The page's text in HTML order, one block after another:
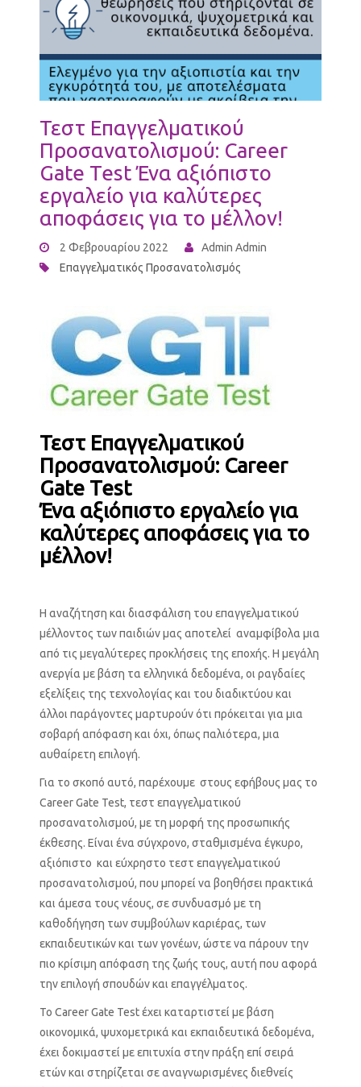
Τεστ Επαγγελματικού
Προσανατολισμού: Career
Gate Test Ένα αξιόπιστο
εργαλείο για καλύτερες
αποφάσεις για το μέλλον!
2 Φεβρουαρίου 2022
Admin Admin
Επαγγελματικός Προσανατολισμός
Τεστ Επαγγελματικού
Προσανατολισμού: Career
Gate Test
Ένα αξιόπιστο εργαλείο για
καλύτερες αποφάσεις για το
μέλλον!
Η αναζήτηση και διασφάλιση του επαγγελματικού
μέλλοντος των παιδιών μας αποτελεί αναμφίβολα μια
από τις μεγαλύτερες προκλήσεις της εποχής. Η μεγάλη
ανεργία με βάση τα ελληνικά δεδομένα, οι ραγδαίες
εξελίξεις της τεχνολογίας και του διαδικτύου και
άλλοι παράγοντες μαρτυρούν ότι πρόκειται για μια
σοβαρή απόφαση και όχι, όπως παλιότερα, μια
αυθαίρετη επιλογή.
Για το σκοπό αυτό, παρέχουμε στους εφήβους μας το
Career Gate Test, τεστ επαγγελματικού
προσανατολισμού, με τη μορφή της προσωπικής
έκθεσης. Είναι ένα σύγχρονο, σταθμισμένα έγκυρο,
αξιόπιστο και εύχρηστο τεστ επαγγελματικού
προσανατολισμού, που μπορεί να βοηθήσει πρακτικά
και άμεσα τους νέους, σε συνδυασμό με τη
καθοδήγηση των συμβούλων καριέρας, των
εκπαιδευτικών και των γονέων, ώστε να πάρουν την
πιο κρίσιμη απόφαση της ζωής τους, αυτή που αφορά
την επιλογή σπουδών και επαγγέλματος.
Το Career Gate Test έχει καταρτιστεί με βάση
οικονομικά, ψυχομετρικά και εκπαιδευτικά δεδομένα,
έχει δοκιμαστεί με επιτυχία στην πράξη επί σειρά
ετών και στηρίζεται σε αναγνωρισμένες διεθνείς